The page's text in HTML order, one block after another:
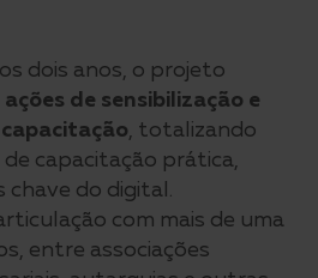
dois anos, o projeto
de sensibilização e
, totalizando
capacitação prática,
chave do digital.
com mais de uma
entre associações